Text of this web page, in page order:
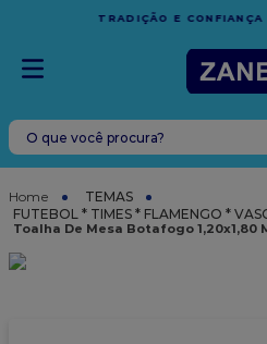
FRETE GRÁTIS
EM
ESPÍRITO SANTO
O que você procura?
TEMAS
FUTEBOL * TIMES * FLAMENGO *
Toalha De Mesa Botafogo 1,20x1,80
TERMOS MAIS BUSCADOS
leite condensado
2º
caixa